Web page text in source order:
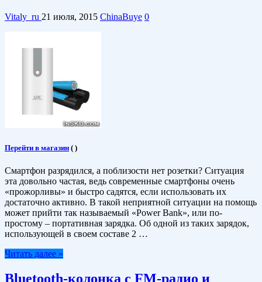
Vitaly_ru 21 июля, 2015 ChinaBuye 0
Перейти в магазин ( )
Смартфон разрядился, а поблизости нет розетки? Ситуация
эта довольно частая, ведь современные смартфоны очень
«прожорливы» и быстро садятся, если использовать их
достаточно активно. В такой неприятной ситуации на помощь
может прийти так называемый «Power Bank», или по-
простому – портативная зарядка. Об одной из таких зарядок,
использующей в своем составе 2 …
Читать далее »
Bluetooth-колонка с FM-радио и